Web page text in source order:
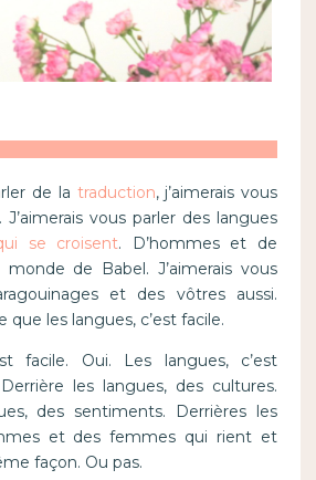
de la traduction, j’aimerais vous
vous parler des langues
se croisent. D’hommes et de
de Babel. J’aimerais vous
et des vôtres aussi.
que les langues, c’est facile.
facile. Oui. Les langues, c’est
les langues, des cultures.
des sentiments. Derrières les
et des femmes qui rient et
façon. Ou pas.